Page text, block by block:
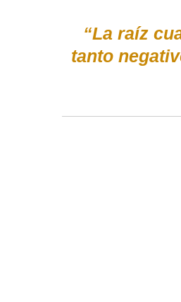
“La raíz
tanto